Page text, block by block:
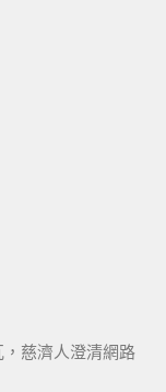
慈濟人澄清網路